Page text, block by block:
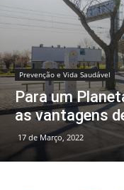
Prevenção e Vida Saudável
Para um
as vantagens
17 de Março, 2022